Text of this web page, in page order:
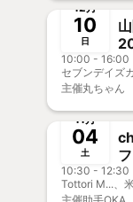
12月
10
日
10:00 - 16:00
セブンデイズ
主催丸ちゃん
終了
11月
04
土
10:30 - 12:30
主催助手OKA